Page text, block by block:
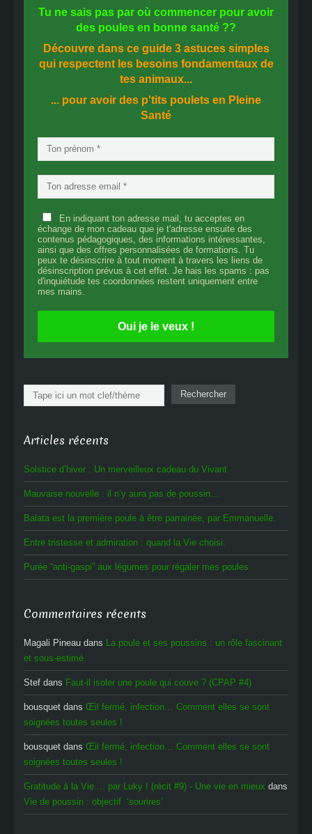
Tu ne sais pas par où commencer pour avoir
des poules en bonne santé ??
Découvre dans ce guide 3 astuces simples
qui respectent les besoins fondamentaux de
tes animaux...
... pour avoir des p'tits poulets en Pleine
Santé
En indiquant ton adresse mail, tu acceptes en
échange de mon cadeau que je t'adresse ensuite des
contenus pédagogiques, des informations intéressantes,
ainsi que des offres personnalisées de formations. Tu
peux te désinscrire à tout moment à travers les liens de
désinscription prévus à cet effet. Je hais les spams : pas
d'inquiétude tes coordonnées restent uniquement entre
mes mains.
Oui je le veux !
Rechercher Rechercher
Articles récents
Solstice d’hiver : Un merveilleux cadeau du Vivant
Mauvaise nouvelle : il n’y aura pas de poussin…
Balata est la première poule à être parrainée, par Emmanuelle.
Entre tristesse et admiration : quand la Vie choisi.
Purée “anti-gaspi” aux légumes pour régaler mes poules
Commentaires récents
Magali Pineau dans La poule et ses poussins : un rôle fascinant
et sous-estimé
Stef dans Faut-il isoler une poule qui couve ? (CPAP #4)
bousquet dans Œil fermé, infection… Comment elles se sont
soignées toutes seules !
bousquet dans Œil fermé, infection… Comment elles se sont
soignées toutes seules !
Gratitude à la Vie ... par Luky ! (récit #9) - Une vie en mieux dans
Vie de poussin : objectif ‘sourires’